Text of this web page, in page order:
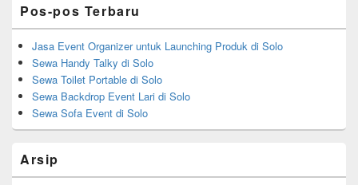
Pos-pos Terbaru
Jasa Event Organizer untuk Launching Produk di Solo
Sewa Handy Talky di Solo
Sewa Toilet Portable di Solo
Sewa Backdrop Event Lari di Solo
Sewa Sofa Event di Solo
Arsip